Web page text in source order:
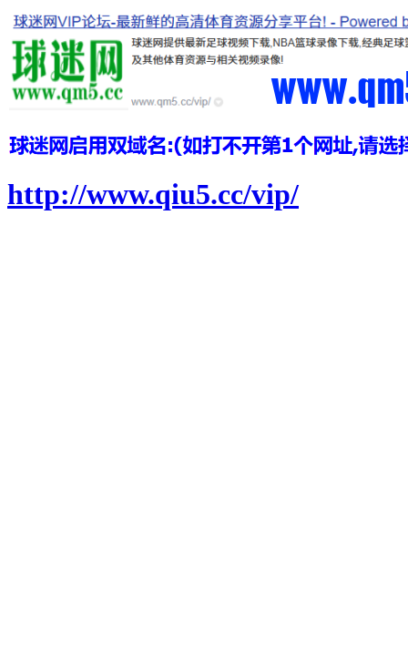
http://www.qiu5.cc/vip/